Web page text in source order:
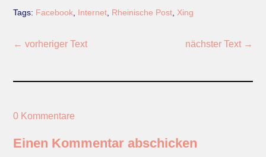
Tags: Facebook Internet Rheinische Post Xing
←vorheriger Text nächster Text→
0 Kommentare
Einen Kommentar abschicken